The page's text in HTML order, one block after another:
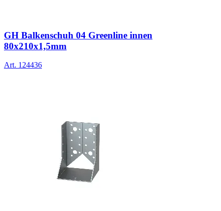
GH Balkenschuh 04 Greenline innen
80x210x1,5mm
Art. 124436